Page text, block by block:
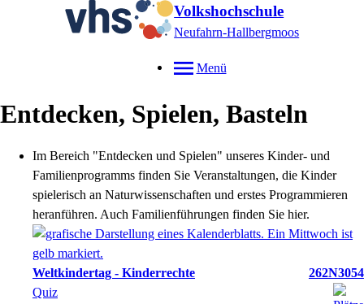
Volkshochschule
Neufahrn-Hallbergmoos
Menü
Entdecken, Spielen, Basteln
Im Bereich "Entdecken und Spielen" unseres Kinder- und
Familienprogramms finden Sie Veranstaltungen, die Kinder
spielerisch an Naturwissenschaften und erstes Programmieren
heranführen. Auch Familienführungen finden Sie hier.
Weltkindertag - Kinderrechte
262N3054
Quiz